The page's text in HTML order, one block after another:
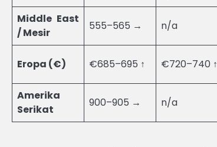
Middle East
/ Mesir
555–565 → n/a
Eropa (€) €685–695 ↑ €720–740 ↑
Amerika
Serikat
900–905 → n/a